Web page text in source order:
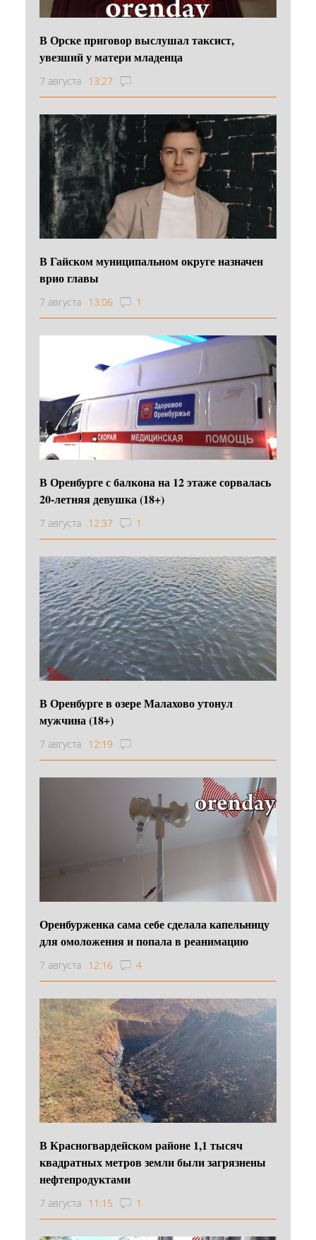
В Орске приговор выслушал таксист,
увезший у матери младенца
7 августа 13:27
В Гайском муниципальном округе назначен
врио главы
7 августа 13:06 1
В Оренбурге с балкона на 12 этаже сорвалась
20-летняя девушка (18+)
7 августа 12:37 1
В Оренбурге в озере Малахово утонул
мужчина (18+)
7 августа 12:19
Оренбурженка сама себе сделала капельницу
для омоложения и попала в реанимацию
7 августа 12:16 4
В Красногвардейском районе 1,1 тысяч
квадратных метров земли были загрязнены
нефтепродуктами
7 августа 11:15 1